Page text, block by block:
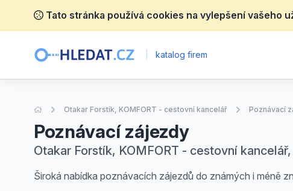
Tato stránka používá cookies na vylepšení vašeho
katalog firem
Úvodní stránka
Otakar Forstík, KOMFORT - cestovní kancelář Poznávací
Poznávací zájezdy
Otakar Forstík, KOMFORT - cestovní
Široká nabídka poznávacích zájezdů do známých i méně